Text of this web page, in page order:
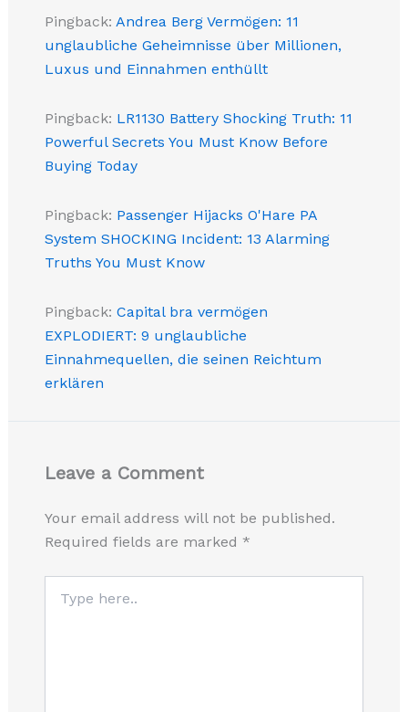
Pingback: Andrea Berg Vermögen: 11
unglaubliche Geheimnisse über Millionen,
Luxus und Einnahmen enthüllt
Pingback: LR1130 Battery Shocking Truth: 11
Powerful Secrets You Must Know Before
Buying Today
Pingback: Passenger Hijacks O'Hare PA
System SHOCKING Incident: 13 Alarming
Truths You Must Know
Pingback: Capital bra vermögen
EXPLODIERT: 9 unglaubliche
Einnahmequellen, die seinen Reichtum
erklären
Leave a Comment
Your email address will not be published.
Required fields are marked *
here..